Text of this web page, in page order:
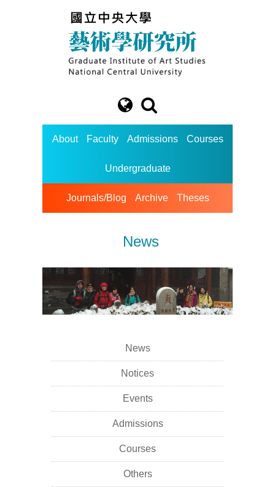
About Faculty Admissions Courses
Undergraduate
Journals/Blog Archive Theses
News
News
Notices
Events
Admissions
Courses
Others